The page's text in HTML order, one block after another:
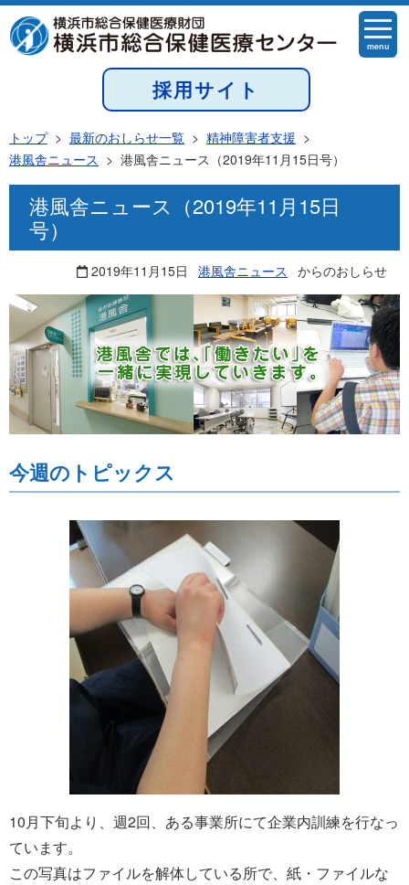
menu
採用サイト
トップ> 最新のおしらせ一覧 > 精神障害者支援 >
港風舎ニュース > 港風舎ニュース（2019年11月15日号）
港風舎ニュース（2019年11月15日
号）
2019年11月15日 港風舎ニュース からのおしらせ
今週のトピックス
10月下旬より、週2回、ある事業所にて企業内訓練を行なっ
ています。
この写真はファイルを解体している所で、紙・ファイルな